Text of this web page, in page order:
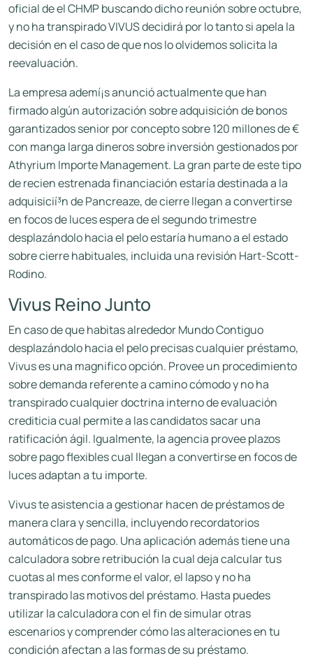
oficial de el CHMP buscando dicho reunión sobre octubre,
y no ha transpirado VIVUS decidirá por lo tanto si apela la
decisión en el caso de que nos lo olvidemos solicita la
reevaluación.
La empresa ademí¡s anunció actualmente que han
firmado algún autorización sobre adquisición de bonos
garantizados senior por concepto sobre 120 millones de €
con manga larga dineros sobre inversión gestionados por
Athyrium Importe Management. La gran parte de este tipo
de recien estrenada financiación estaría destinada a la
adquisicií³n de Pancreaze, de cierre llegan a convertirse
en focos de luces espera de el segundo trimestre
desplazándolo hacia el pelo estaría humano a el estado
sobre cierre habituales, incluida una revisión Hart-Scott-
Rodino.
Vivus Reino Junto
En caso de que habitas alrededor Mundo Contiguo
desplazándolo hacia el pelo precisas cualquier préstamo,
Vivus es una magnifico opción. Provee un procedimiento
sobre demanda referente a camino cómodo y no ha
transpirado cualquier doctrina interno de evaluación
crediticia cual permite a las candidatos sacar una
ratificación ágil. Igualmente, la agencia provee plazos
sobre pago flexibles cual llegan a convertirse en focos de
luces adaptan a tu importe.
Vivus te asistencia a gestionar hacen de préstamos de
manera clara y sencilla, incluyendo recordatorios
automáticos de pago. Una aplicación además tiene una
calculadora sobre retribución la cual deja calcular tus
cuotas al mes conforme el valor, el lapso y no ha
transpirado las motivos del préstamo. Hasta puedes
utilizar la calculadora con el fin de simular otras
escenarios y comprender cómo las alteraciones en tu
condición afectan a las formas de su préstamo.